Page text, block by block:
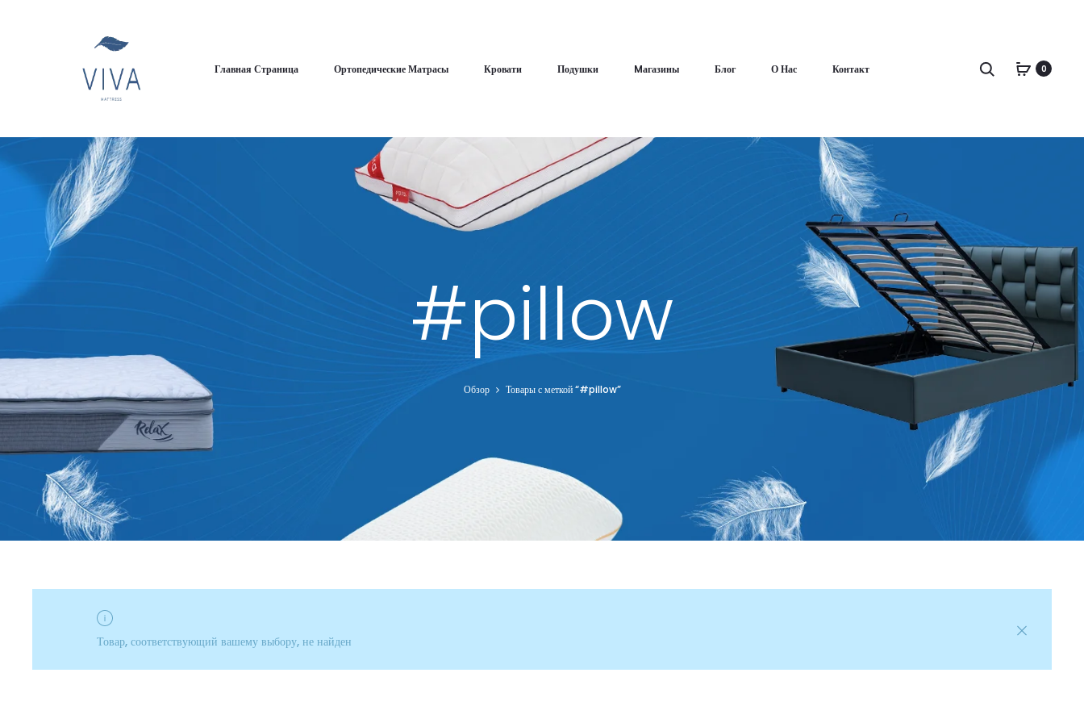
Главная Страница Ортопедические Матрасы Кровати Подушки Mагазины Блог О Нас Контакт Поиск 0
#pillow
Обзор Товары с меткой “#pillow”
Товар, соответствующий вашему выбору, не найден